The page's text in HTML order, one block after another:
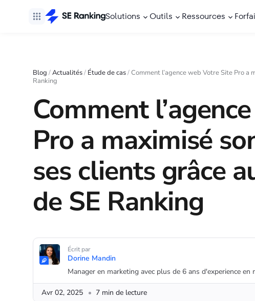
Solutions Outils Ressources
Blog /Actualités/ Étude de cas/Comment l’agence web Votre Site Pro a
Ranking
Comment
Pro a maximisé
ses clients grâce
de SE Ranking
Écrit par
Dorine Mandin
Manager en marketing avec plus de 6 ans d'experience
Avr 02, 2025 7 min de lecture